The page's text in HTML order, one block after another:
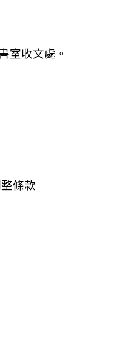
室收文處。
條款